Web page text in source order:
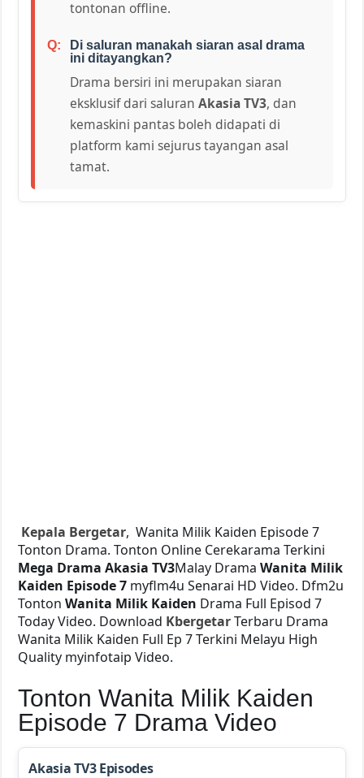
tontonan offline.
Di saluran manakah siaran asal drama
ini ditayangkan?
Drama bersiri ini merupakan siaran
eksklusif dari saluranAkasia TV3, dan
kemaskini pantas boleh didapati di
platform kami sejurus tayangan asal
tamat.
Kepala Bergetar, Wanita Milik Kaiden Episode 7
Tonton Drama. Tonton Online Cerekarama Terkini
Mega Drama Akasia TV3Malay DramaWanita Milik
Kaiden Episode 7 myflm4u Senarai HD Video. Dfm2u
TontonWanita Milik Kaiden Drama Full Episod 7
Today Video. Download KbergetarTerbaru Drama
Wanita Milik Kaiden Full Ep 7 Terkini Melayu High
Quality myinfotaip Video.
Tonton Wanita Milik Kaiden
Episode 7 Drama Video
Akasia TV3 Episodes